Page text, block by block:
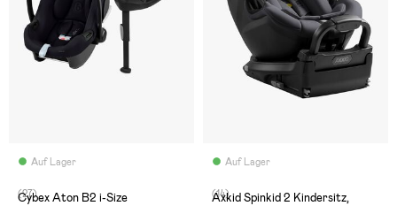
Auf Lager
(27)
Cybex Aton B2 i-Size
Auf Lager
(14)
Axkid Spinkid 2 Kindersitz,